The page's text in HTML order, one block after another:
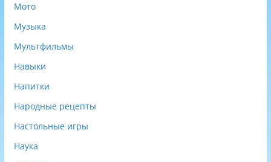
Мото
Музыка
Мультфильмы
Навыки
Напитки
Народные рецепты
Настольные игры
Наука